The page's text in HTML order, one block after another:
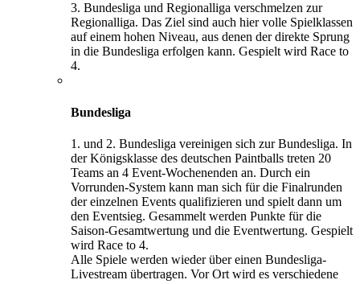
3. Bundesliga und Regionalliga verschmelzen zur
Regionalliga. Das Ziel sind auch hier volle Spielklassen
auf einem hohen Niveau, aus denen der direkte Sprung
in die Bundesliga erfolgen kann. Gespielt wird Race to
4.
Bundesliga
1. und 2. Bundesliga vereinigen sich zur Bundesliga. In
der Königsklasse des deutschen Paintballs treten 20
Teams an 4 Event-Wochenenden an. Durch ein
Vorrunden-System kann man sich für die Finalrunden
der einzelnen Events qualifizieren und spielt dann um
den Eventsieg. Gesammelt werden Punkte für die
Saison-Gesamtwertung und die Eventwertung. Gespielt
wird Race to 4.
Alle Spiele werden wieder über einen Bundesliga-
Livestream übertragen. Vor Ort wird es verschiedene